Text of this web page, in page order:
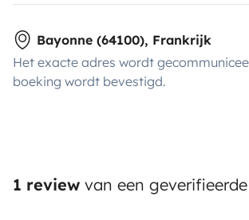
Bayonne (64100), Frankrijk
Het exacte adres wordt
boeking wordt bevestigd.
1 review van een